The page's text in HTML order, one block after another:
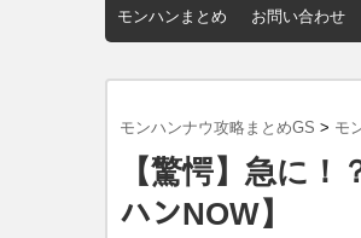
モンハンまとめ お問い合わせ
モンハンナウ攻略まとめGS > モ
【驚愕】急に
ハンNOW】